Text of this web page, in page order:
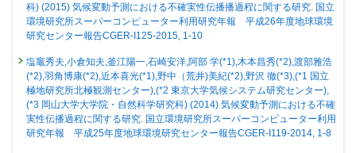
25674 : 知的研究基盤整備：気候変動適応分野における体系的モニタリン
グ、影響予測・適応情報整備ならびにツール開発
25731 : 温暖化に伴う日本域の異常天候に関するストーリーラインの影響
評価・適応研究への連携研究
25732 : 降水量の将来変化予測の不確実性低減に関する研究
査読付き 原著論文
Emergent constraints on future Amazon climate change-
induced carbon loss using past global warming trends
発表者 :Melnikova Irina(MELNIKOVA Irina),Yokohata T.(横畠徳太) , Ito A.,
Nishina K.(仁科一哉), Tachiiri K.,Shiogama H.(塩竈秀夫)
掲載誌 :nature communications (2024)
査読付き 原著論文
変化-要因分解分析による定量的評価-
発表者 :ZHANG Sailu ,田崎智宏, 林岳彦,尾上成一 山口臨太郎,高倉潤也
塩竈秀夫,横畠徳太,高橋潔
予稿集名 : なし
研究発表
Impact of uncertainty in anthropogenic SLCF inventories on
historical climate simulations: an evaluation using coupled
科) (2015) 気候変動予測における不確実性伝播播過程に関する研究. 国立
環境研究所スーパーコンピューター利用研究年報 平成26年度地球環境
研究センター報告CGER-I125-2015, 1-10
塩竈秀夫,小倉知夫,釜江陽一,石崎安洋,阿部 学(*1),木本昌秀(*2),渡部雅浩
(*2),羽角博康(*2),近本喜光(*1),野中（荒井)美紀(*2),野沢 徹(*3),(*1 国立
極地研究所北極観測センター),(*2 東京大学気候システム研究センター),
(*3 岡山大学大学院・自然科学研究科) (2014) 気候変動予測における不確
実性伝播過程に関する研究. 国立環境研究所スーパーコンピューター利用
研究年報 平成25年度地球環境研究センター報告CGER-I119-2014, 1-8